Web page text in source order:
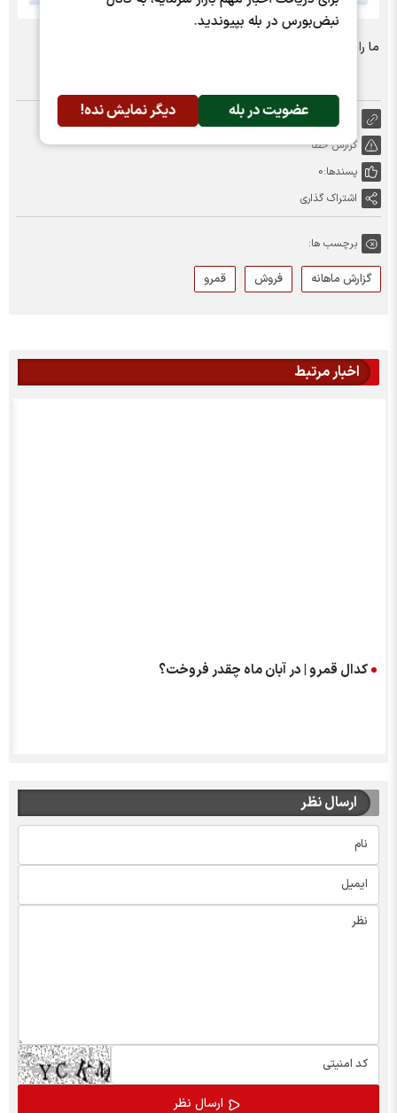
نبض‌بورس در بله بپیوندید.
عضویت در بله دیگر نمایش نده!
ما را در شبکه های اجتماعی دنبال کنید :
https://nabzebourse.com/000MFA
گزارش خطا
پسندها:0
اشتراک گذاری
برچسب ها:
گزارش ماهانه فروش قمرو
اخبار مرتبط
کدال قمرو | در آبان ماه چقدر فروخت؟
ارسال نظر